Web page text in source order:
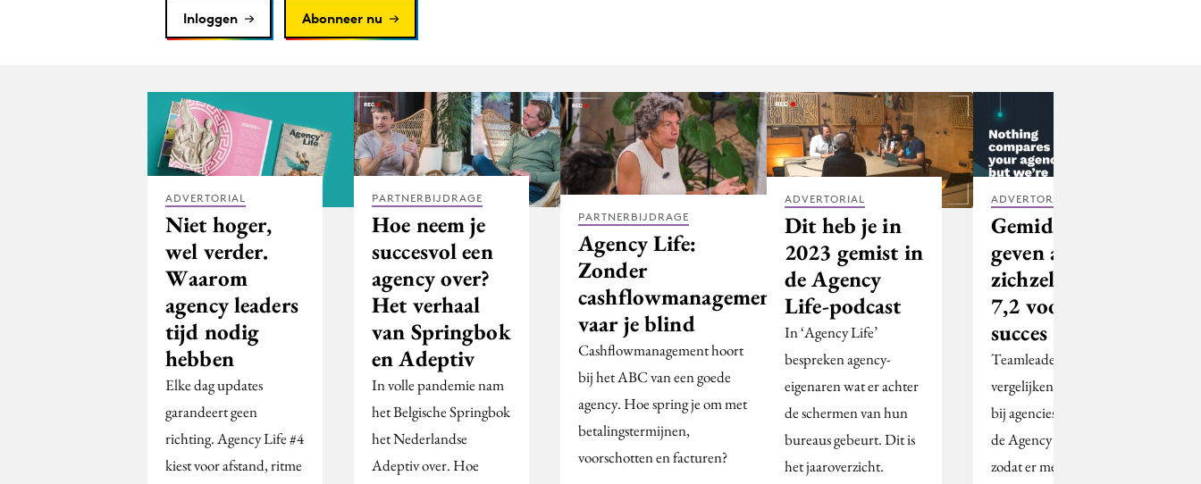
Inloggen Abonneer nu
ADVERTORIAL
Niet hoger,
wel verder.
Waarom
agency leaders
tijd nodig
hebben
Elke dag updates
garandeert geen
richting. Agency Life #4
kiest voor afstand, ritme
PARTNERBIJDRAGE
Hoe neem je
succesvol een
agency over?
Het verhaal
van Springbok
en Adeptiv
In volle pandemie nam
het Belgische Springbok
het Nederlandse
Adeptiv over. Hoe
PARTNERBIJDRAGE
Agency Life:
Zonder
cashflowmanagement
vaar je blind
Cashflowmanagement hoort
bij het ABC van een goede
agency. Hoe spring je om met
betalingstermijnen,
voorschotten en facturen?
ADVERTORIAL
Dit heb je in
2023 gemist in
de Agency
Life-podcast
In ‘Agency Life’
bespreken agency-
eigenaren wat er achter
de schermen van hun
bureaus gebeurt. Dit is
het jaaroverzicht.
ADVERTORIAL
Gemiddeld
geven agencies
zichzelf een
7,2 voor hun
succes
Teamleader voert eerste
vergelijkende studie uit
bij agencies en lanceert
de Agency Benchmark
zodat er meer inzicht is